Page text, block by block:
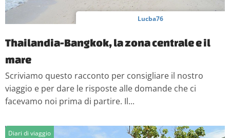
Lucba76
Thailandia-Bangkok, la zona centrale e il
mare
Scriviamo questo racconto per consigliare il nostro
viaggio e per dare le risposte alle domande che ci
facevamo noi prima di partire. Il...
Diari di viaggio